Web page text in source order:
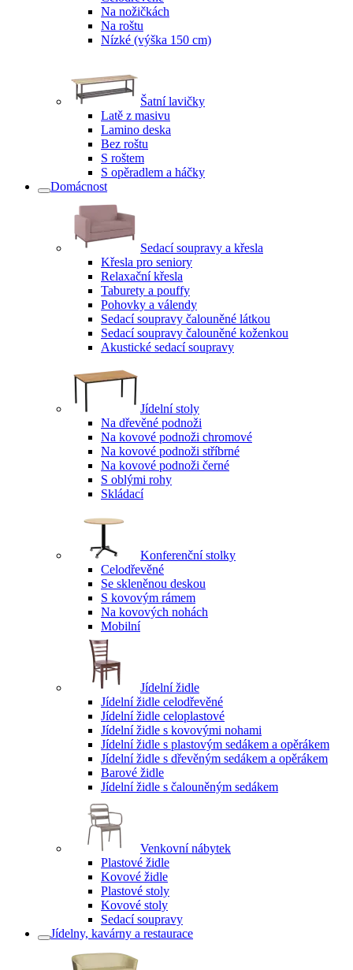
Na nožičkách
Na roštu
Nízké (výška 150 cm)
Šatní lavičky
Latě z masivu
Lamino deska
Bez roštu
S roštem
S opěradlem a háčky
Domácnost
Sedací soupravy a křesla
Křesla pro seniory
Relaxační křesla
Taburety a pouffy
Pohovky a válendy
Sedací soupravy čalouněné látkou
Sedací soupravy čalouněné koženkou
Akustické sedací soupravy
Jídelní stoly
Na dřevěné podnoži
Na kovové podnoži chromové
Na kovové podnoži stříbrné
Na kovové podnoži černé
S oblými rohy
Skládací
Konferenční stolky
Celodřevěné
Se skleněnou deskou
S kovovým rámem
Na kovových nohách
Mobilní
Jídelní židle
Jídelní židle celodřevěné
Jídelní židle celoplastové
Jídelní židle s kovovými nohami
Jídelní židle s plastovým sedákem a opěrákem
Jídelní židle s dřevěným sedákem a opěrákem
Barové židle
Jídelní židle s čalouněným sedákem
Venkovní nábytek
Plastové židle
Kovové židle
Plastové stoly
Kovové stoly
Sedací soupravy
Jídelny, kavárny a restaurace